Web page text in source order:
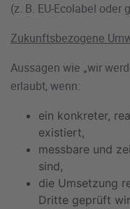
(z. B. EU-Ecolabel oder
Zukunftsbezogene
Aussagen wie „wir
erlaubt, wenn:
ein konkreter,
existiert,
messbare und
sind,
die Umsetzung
Dritte geprüft